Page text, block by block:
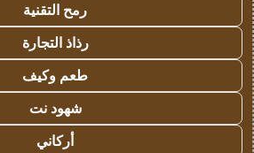
رمح التقنية
رذاذ التجارة
طعم وكيف
شهود نت
أركاني